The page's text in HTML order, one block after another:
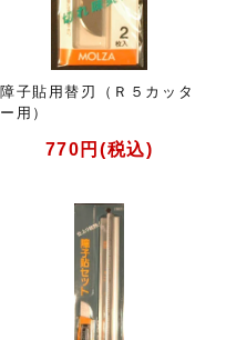
障子貼用替刃（Ｒ５カッタ
ー用）
770円(税込)